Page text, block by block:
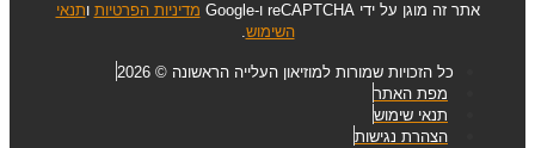
אתר זה מוגן על ידי reCAPTCHA ו-Google מדיניות הפרטיות ותנאי
השימוש.
כל הזכויות שמורות למוזיאון העלייה הראשונה © 2026
מפת האתר
תנאי שימוש
הצהרת נגישות